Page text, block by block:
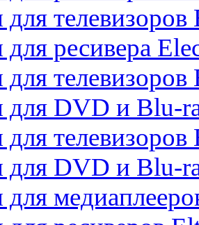
телевизоров
ресивера
телевизоров
для DVD и Blu-
телевизоров
для DVD и Blu-